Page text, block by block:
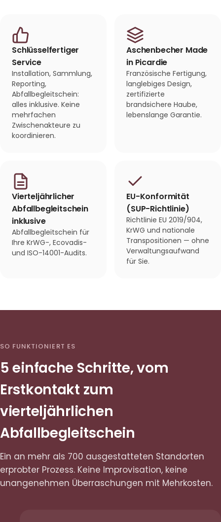
Schlüsselfertiger
Service
Installation, Sammlung,
Reporting,
Abfallbegleitschein:
alles inklusive. Keine
mehrfachen
Zwischenakteure zu
koordinieren.
Aschenbecher Made
in Picardie
Französische Fertigung,
langlebiges Design,
zertifizierte
brandsichere Haube,
lebenslange Garantie.
Vierteljährlicher
Abfallbegleitschein
inklusive
Abfallbegleitschein für
Ihre KrWG-, Ecovadis-
und ISO-14001-Audits.
EU-Konformität
(SUP-Richtlinie)
Richtlinie EU 2019/904,
KrWG und nationale
Transpositionen — ohne
Verwaltungsaufwand
für Sie.
SO FUNKTIONIERT ES
5 einfache Schritte, vom
Erstkontakt zum
vierteljährlichen
Abfallbegleitschein
Ein an mehr als 700 ausgestatteten Standorten
erprobter Prozess. Keine Improvisation, keine
unangenehmen Überraschungen mit Mehrkosten.